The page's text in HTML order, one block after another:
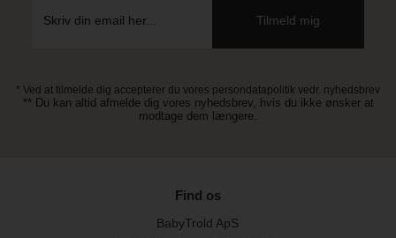
* Ved at tilmelde dig accepterer du vores persondatapolitik vedr. nyhedsbrev
** Du kan altid afmelde dig vores nyhedsbrev, hvis du ikke ønsker at
modtage dem længere.
Find os
BabyTrold ApS